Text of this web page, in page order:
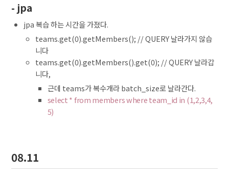
- jpa
jpa 복습 하는 시간을 가졌다.
teams.get(0).getMembers(); // QUERY 날라가지 않습
니다
teams.get(0).getMembers().get(0); // QUERY 날라갑
니다,
근데 teams가 복수개라 batch_size로 날라간다.
select * from members where team_id in (1,2,3,4,
5)
08.11